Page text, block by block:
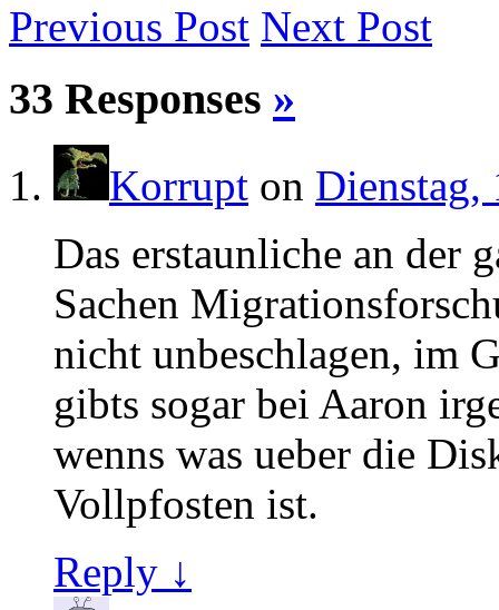
Previous Post Next Post
33 Responses »
Korrupt on Dienstag,
Das erstaunliche an der
Sachen
nicht unbeschlagen, im
gibts sogar bei Aaron
wenns was ueber die
Vollpfosten ist.
Reply ↓